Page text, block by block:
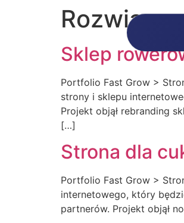
Sklep
Portfolio Fast Grow >
strony i sklepu
Projekt objął rebranding
[…]
Strona dla
Portfolio Fast Grow >
internetowego, który
partnerów. Projekt objął